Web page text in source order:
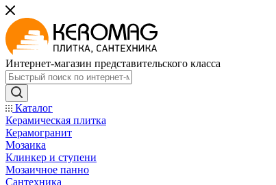
Интернет-магазин представительского класса
Каталог
Керамическая плитка
Керамогранит
Мозаика
Клинкер и ступени
Мозаичное панно
Сантехника